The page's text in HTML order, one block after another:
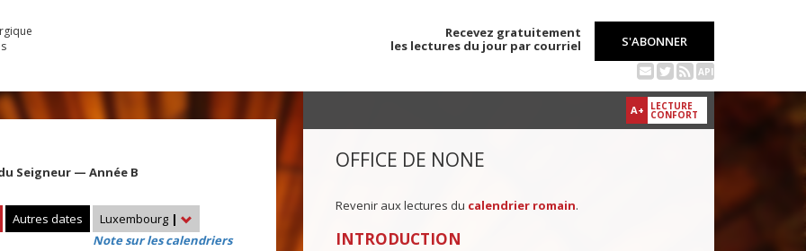
Recevez gratuitement
les lectures du jour par courriel
S'ABONNER
API
Seigneur — Année B
Autres dates Luxembourg |
Note sur les calendriers
A+ LECTURE
CONFORT
OFFICE DE NONE
Revenir aux lectures du calendrier romain.
INTRODUCTION